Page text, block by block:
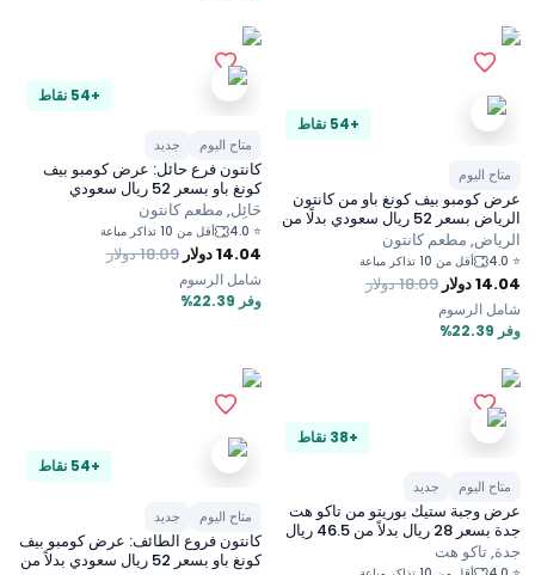
+54 نقاط
متاح اليوم
عرض كومبو بيف كونغ باو من كانتون
الرياض بسعر 52 ريال سعودي بدلًا من
67 ريال سعودي
الرياض, مطعم كانتون
⭐
4.0 أقل من 10 تذاكر مباعة
14.04دولار 18.09دولار
وفر 22.39%
شامل الرسوم
+54 نقاط
متاح اليوم جديد
كانتون فرع حائل: عرض كومبو بيف
كونغ باو بسعر 52 ريال سعودي
حَائِل, مطعم كانتون
⭐
4.0 أقل من 10 تذاكر مباعة
14.04دولار 18.09دولار
وفر 22.39%
شامل الرسوم
+38 نقاط
متاح اليوم جديد
عرض وجبة ستيك بوريتو من تاكو هت
جدة بسعر 28 ريال بدلاً من 46.5 ريال
جدة, تاكو هت
+54 نقاط
متاح اليوم جديد
كانتون فروع الطائف: عرض كومبو بيف
كونغ باو بسعر 52 ريال سعودي بدلاً من